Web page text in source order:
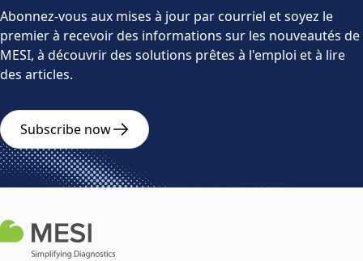
Abonnez-vous aux mises à jour par courriel et soyez le
premier à recevoir des informations sur les nouveautés de
MESI, à découvrir des solutions prêtes à l'emploi et à lire
des articles.
Subscribe now